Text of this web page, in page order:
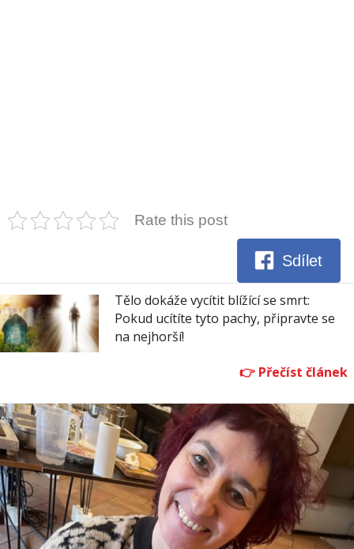
Rate this post
Sdílet
Tělo dokáže vycítit blížící se smrt:
Pokud ucítíte tyto pachy, připravte se
na nejhorší!